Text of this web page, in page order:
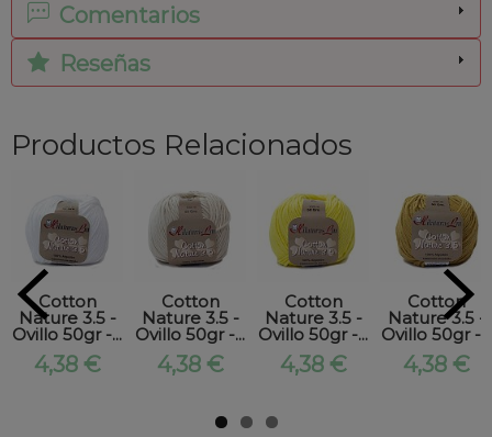
Comentarios
Reseñas
Productos Relacionados
Cotton
Nature 3.5 -
Ovillo 50gr -...
4,38 €
Cotton
Nature 3.5 -
Ovillo 50gr -...
4,38 €
Cotton
Nature 3.5 -
Ovillo 50gr -...
4,38 €
Cotton
Nature 3.5 -
Ovillo 50gr -...
4,38 €